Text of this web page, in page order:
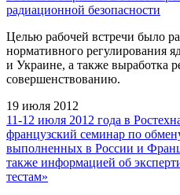
радиационной безопасности
Целью рабочей встречи было
нормативного регулирования
и Украине, а также выработка
совершенствованию.
19 июля 2012
11-12 июля 2012 года в
французский семинар по
выполненных в России и
также информацией об
тестам»